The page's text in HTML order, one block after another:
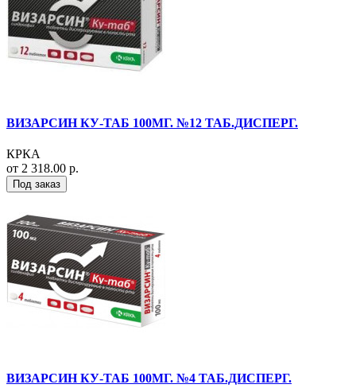
ВИЗАРСИН КУ-ТАБ 100МГ. №12 ТАБ.ДИСПЕРГ.
КРКА
от 2 318.00 р.
Под заказ
ВИЗАРСИН КУ-ТАБ 100МГ. №4 ТАБ.ДИСПЕРГ.